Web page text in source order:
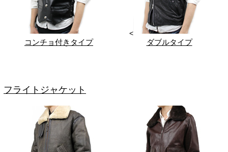
コンチョ付きタイプ
<
ダブルタイプ
フライトジャケット